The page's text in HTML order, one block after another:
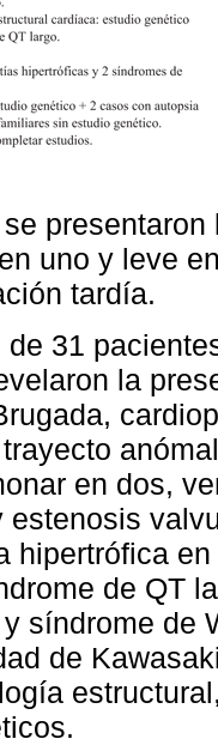
uno y leve
tardía.
de 31
la
en dos,
estenosis
hipertrófica
de QT
síndrome de
de